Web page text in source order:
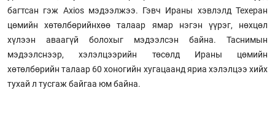
багтсан гэж Axios мэдээлжээ. Гэвч Ираны хэвлэлд Техеран
цөмийн хөтөлбөрийнхөө талаар ямар нэгэн үүрэг, нөхцөл
хүлээн аваагүй болохыг мэдээлсэн байна. Таснимын
мэдээлснээр, хэлэлцээрийн төсөлд Ираны цөмийн
хөтөлбөрийн талаар 60 хоногийн хугацаанд яриа хэлэлцээ хийх
тухай л тусгаж байгаа юм байна.